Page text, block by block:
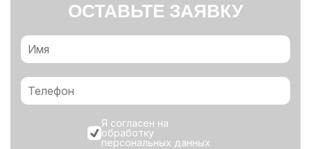
ОСТАВЬТЕ ЗАЯВКУ
Я согласен на
обработку
персональных данных